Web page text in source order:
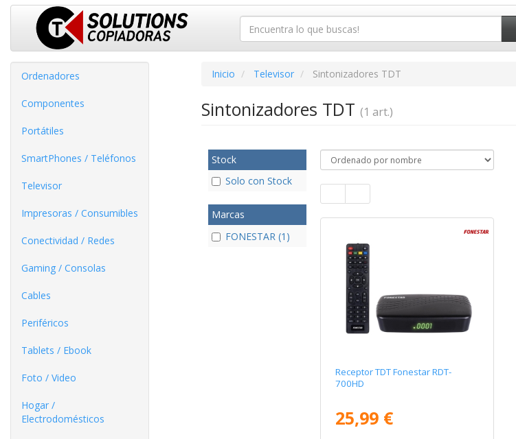
Ordenadores
Componentes
Portátiles
SmartPhones / Teléfonos
Televisor
Impresoras / Consumibles
Conectividad / Redes
Gaming / Consolas
Cables
Periféricos
Tablets / Ebook
Foto / Video
Hogar /
Electrodomésticos
Inicio Televisor Sintonizadores TDT
Sintonizadores TDT (1 art.)
Stock
Solo con Stock
Marcas
FONESTAR (1)
Receptor TDT Fonestar RDT-
700HD
25,99 €